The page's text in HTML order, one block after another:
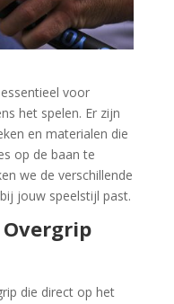
voor
het spelen. Er zijn
en materialen die
op de baan te
we de verschillende
jouw speelstijl past.
die direct op het